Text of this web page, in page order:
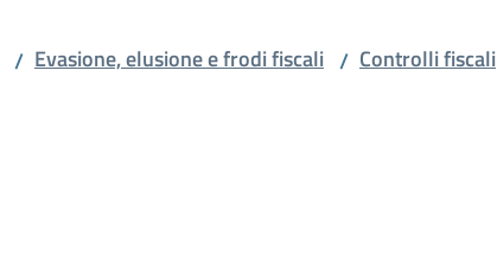
/ Evasione, elusione e frodi fiscali / Controlli fiscali